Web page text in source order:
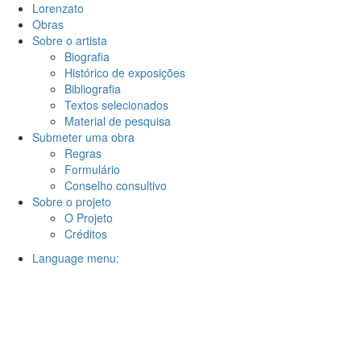
Lorenzato
Obras
Sobre o artista
Biografia
Histórico de exposições
Bibliografia
Textos selecionados
Material de pesquisa
Submeter uma obra
Regras
Formulário
Conselho consultivo
Sobre o projeto
O Projeto
Créditos
Language menu: